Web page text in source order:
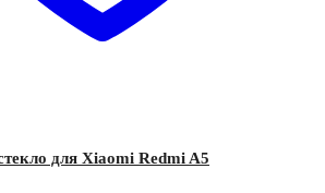
для Xiaomi Redmi A5